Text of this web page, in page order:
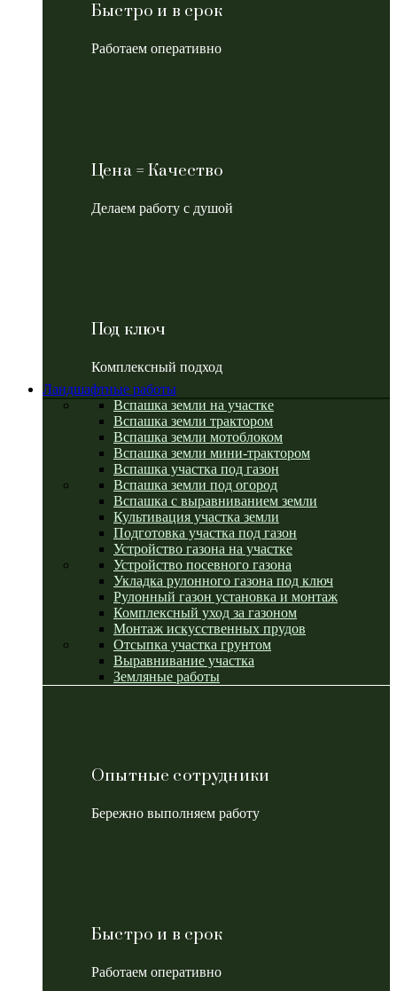
Быстро и в срок
Работаем оперативно
Цена = Качество
Делаем работу с душой
Под ключ
Комплексный подход
Ландшафтные работы
Вспашка земли на участке
Вспашка земли трактором
Вспашка земли мотоблоком
Вспашка земли мини-трактором
Вспашка участка под газон
Вспашка земли под огород
Вспашка с выравниванием земли
Культивация участка земли
Подготовка участка под газон
Устройство газона на участке
Устройство посевного газона
Укладка рулонного газона под ключ
Рулонный газон установка и монтаж
Комплексный уход за газоном
Монтаж искусственных прудов
Отсыпка участка грунтом
Выравнивание участка
Земляные работы
Опытные сотрудники
Бережно выполняем работу
Быстро и в срок
Работаем оперативно